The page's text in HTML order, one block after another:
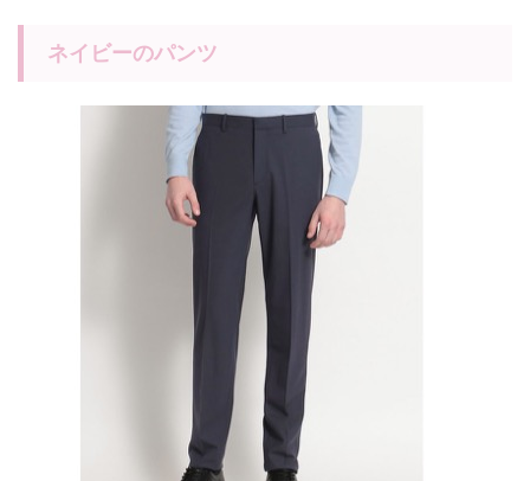
ネイビーのパンツ